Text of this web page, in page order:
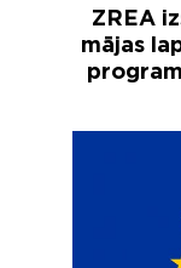
ZREA
mājas